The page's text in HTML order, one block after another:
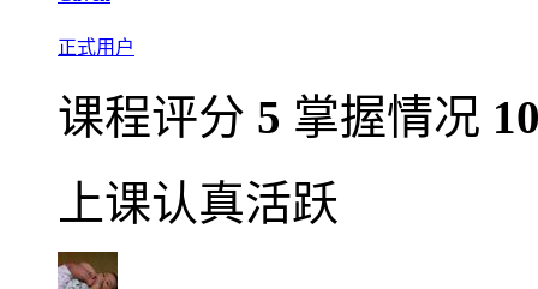
正式用户
课程评分 5 掌握情况
上课认真活跃